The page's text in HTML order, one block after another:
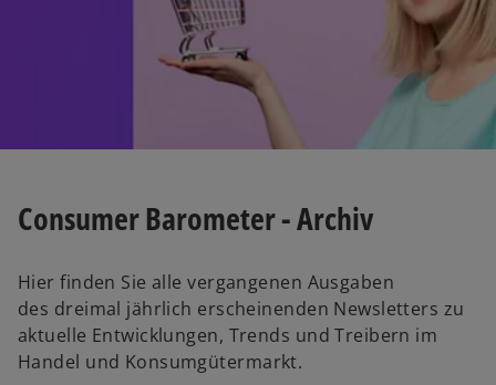
Consumer Barometer - Archiv
Hier finden Sie alle vergangenen Ausgaben
des dreimal jährlich erscheinenden Newsletters zu
aktuelle Entwicklungen, Trends und Treibern im
Handel und Konsumgütermarkt.